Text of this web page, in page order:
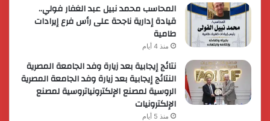
المحاسب محمد نبيل عبد الغفار فولي..
قيادة إدارية ناجحة على رأس فرع إيرادات
طامية
منذ 4 أيام
نتائج إيجابية بعد زيارة وفد الجامعة المصرية
النتائج إيجابية بعد زيارة وفد الجامعة المصرية
الروسية لمصنع الإلكترونياتروسية لمصنع
الإلكترونيات
منذ 5 أيام